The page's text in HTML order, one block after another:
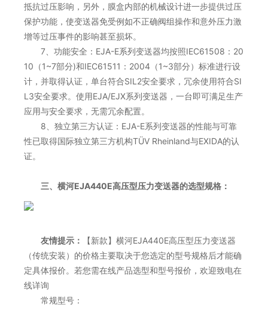
抵抗过压影响，另外，膜盒内部的机械设计进一步提供过压
保护功能，使变送器免受例如不正确阀组操作和意外压力激
增等过压事件的影响甚至损坏。
7、功能安全：EJA-E系列变送器均按照IEC61508：20
10（1~7部分)和IEC61511：2004（1~3部分）标准进行设
计，并取得认证，单台符合SIL2安全要求，冗余使用符合SI
L3安全要求。使用EJA/EJX系列变送器，一台即可满足生产
应用与安全要求，无需冗余配置。
8、独立第三方认证：EJA-E系列变送器的性能与可靠
性已取得国际独立第三方机构TÜV Rheinland与EXIDA的认
证。
三、横河EJA440E高压型压力变送器的选型规格：
友情提示：
【新款】横河EJA440E高压型压力变送器
（传统安装）的价格主要取决于您选定的型号规格后才能确
定具体报价。若您需在线产品选型和型号报价，欢迎致电在
线详询
常规型号：